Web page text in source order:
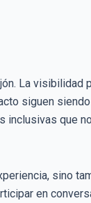
La visibilidad
siguen
inclusivas que
sino
en